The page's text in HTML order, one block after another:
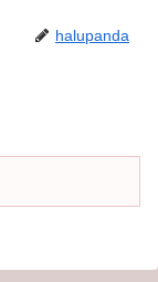
halupanda